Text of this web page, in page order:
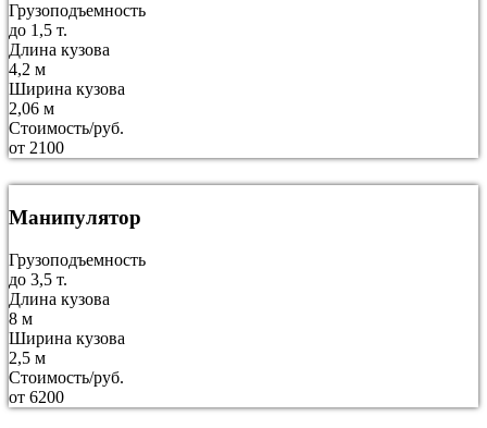
Грузоподъемность
до 1,5 т.
Длина кузова
4,2 м
Ширина кузова
2,06 м
Стоимость/руб.
от 2100
Манипулятор
Грузоподъемность
до 3,5 т.
Длина кузова
8 м
Ширина кузова
2,5 м
Стоимость/руб.
от 6200